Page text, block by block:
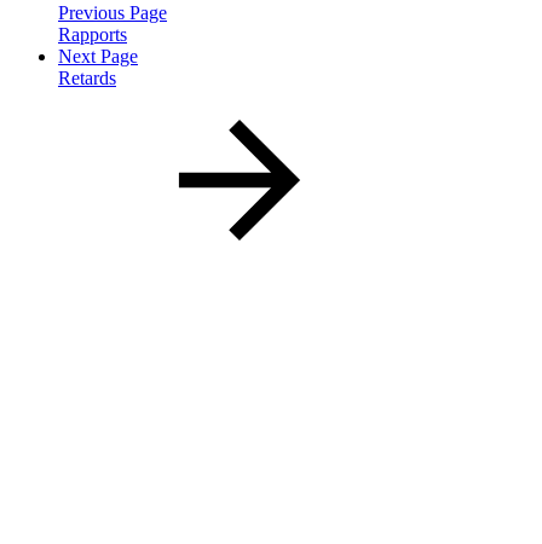
Previous Page
Rapports
Next Page
Retards